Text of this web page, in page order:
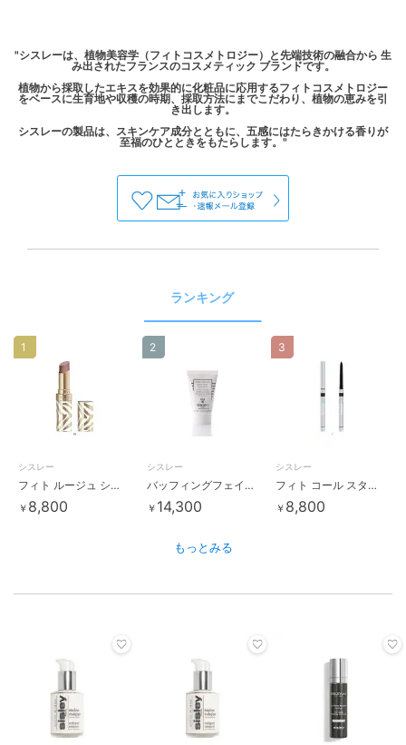
"シスレーは、植物美容学（フィトコスメトロジー）と先端技術の融合から 生
み出されたフランスのコスメティック ブランドです。
植物から採取したエキスを効果的に化粧品に応用するフィトコスメトロジー
をベースに生育地や収穫の時期、採取方法にまでこだわり、植物の恵みを引
き出します。
シスレーの製品は、スキンケア成分とともに、五感にはたらきかける香りが
ランキング
シスレー
フィト ルージュ シャイン
￥ 8,800
1
シスレー
バッフィングフェイスクリーム
￥ 14,300
2
シスレー
フィト コール スター N
￥ 8,800
3
もっとみる